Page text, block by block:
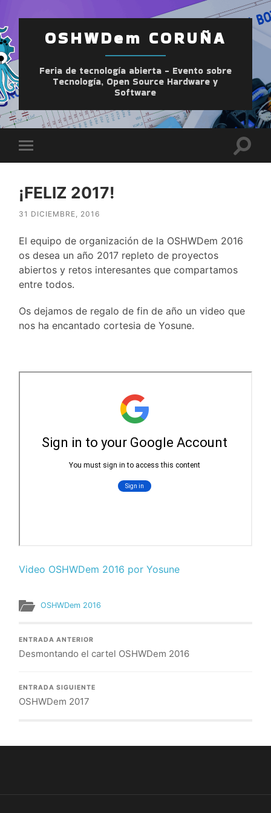
OSHWDem CORUÑA
Feria de tecnología abierta - Evento sobre
Tecnología, Open Source Hardware y
Software
el
móvil
¡FELIZ 2017!
31 DICIEMBRE, 2016
El equipo de organización de la OSHWDem 2016
os desea un año 2017 repleto de proyectos
abiertos y retos interesantes que compartamos
entre todos.
Os dejamos de regalo de fin de año un video que
nos ha encantado cortesia de Yosune.
Video OSHWDem 2016 por Yosune
OSHWDem 2016
ENTRADA ANTERIOR
Desmontando el cartel OSHWDem 2016
ENTRADA SIGUIENTE
OSHWDem 2017